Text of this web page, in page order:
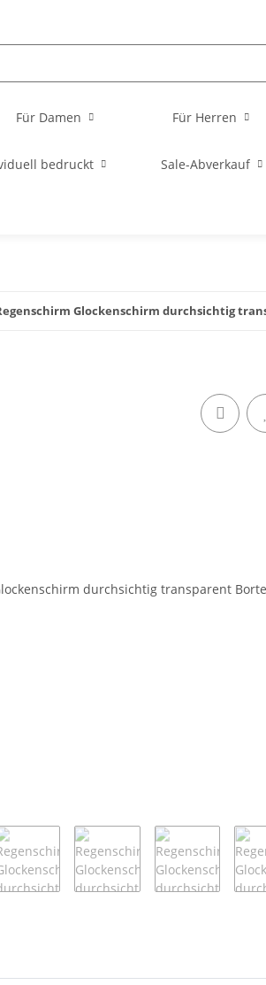
Für Damen Für Herren
bedruckt Sale-Abverkauf
Glockenschirm durchsichtig
anzeigen